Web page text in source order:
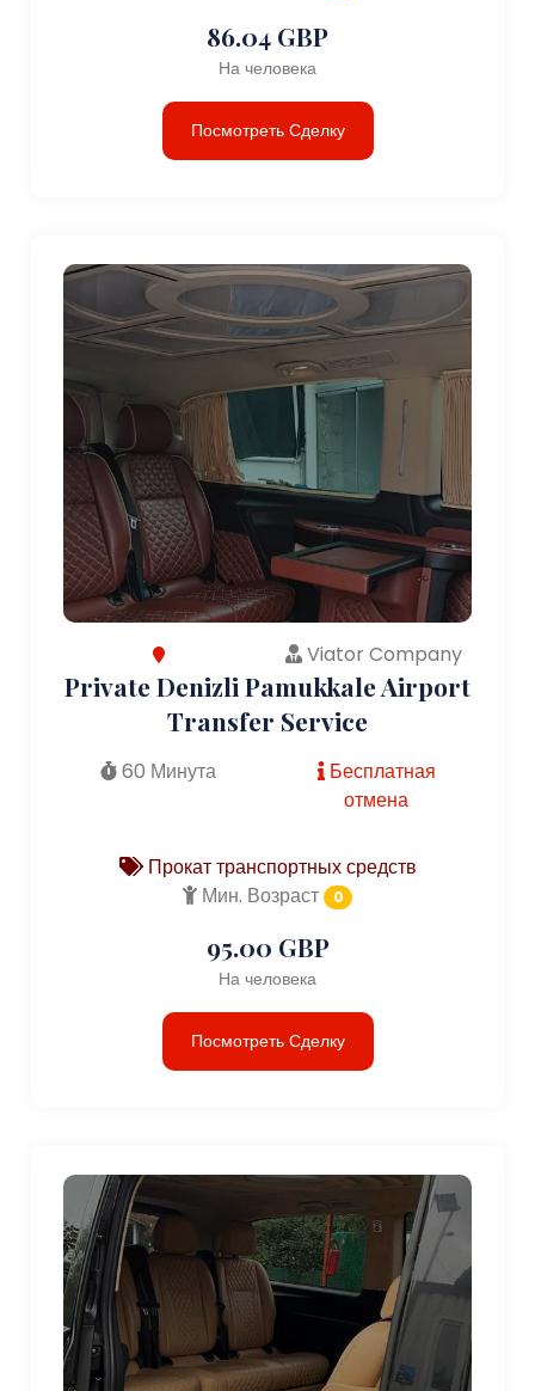
86.04 GBP
На человека
Посмотреть Сделку
Viator Company
Private Denizli Pamukkale Airport
Transfer Service
60 Минута
Бесплатная
отмена
Прокат транспортных средств
Мин. Возраст
0
95.00 GBP
На человека
Посмотреть Сделку